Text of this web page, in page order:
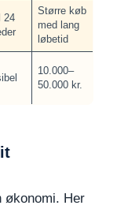
24
Større køb
med lang
løbetid
10.000–
50.000 kr.
økonomi. Her